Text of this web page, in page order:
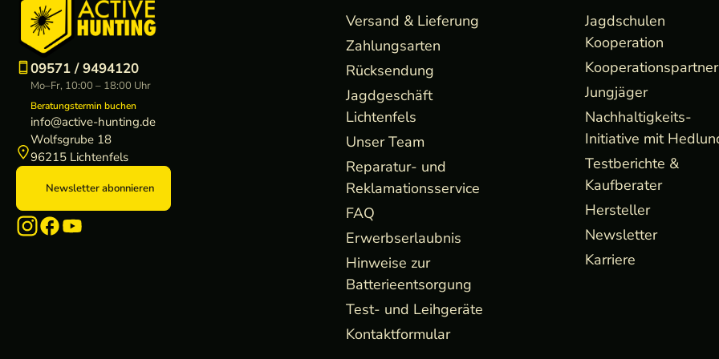
09571 / 9494120
Mo–Fr, 10:00 – 18:00 Uhr
Beratungstermin buchen
info@active-hunting.de
Wolfsgrube 18
96215 Lichtenfels
Newsletter abonnieren
Versand & Lieferung
Zahlungsarten
Rücksendung
Jagdgeschäft
Lichtenfels
Unser Team
Reparatur- und
Reklamationsservice
FAQ
Erwerbserlaubnis
Hinweise zur
Batterieentsorgung
Test- und Leihgeräte
Kontaktformular
Jagdschulen
Kooperation
Kooperationspartner
Jungjäger
Nachhaltigkeits-
Initiative mit
Testberichte &
Kaufberater
Hersteller
Newsletter
Karriere